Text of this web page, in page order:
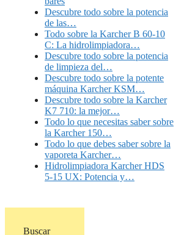
Descubre todo sobre la potencia
de las…
Todo sobre la Karcher B 60-10
C: La hidrolimpiadora…
Descubre todo sobre la potencia
de limpieza del…
Descubre todo sobre la potente
máquina Karcher KSM…
Descubre todo sobre la Karcher
K7 710: la mejor…
Todo lo que necesitas saber sobre
la Karcher 150…
Todo lo que debes saber sobre la
vaporeta Karcher…
Hidrolimpiadora Karcher HDS
5-15 UX: Potencia y…
Buscar